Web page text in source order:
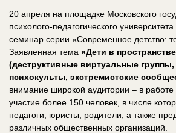
20 апреля на площадке Московского
психолого-педагогического
семинар серии «Современное детство:
Заявленная тема «Дети в
(деструктивные виртуальные группы,
психокульты, экстремистские
внимание широкой аудитории – в
участие более 150 человек, в числе
педагоги, юристы, родители, а также
различных общественных организаций.